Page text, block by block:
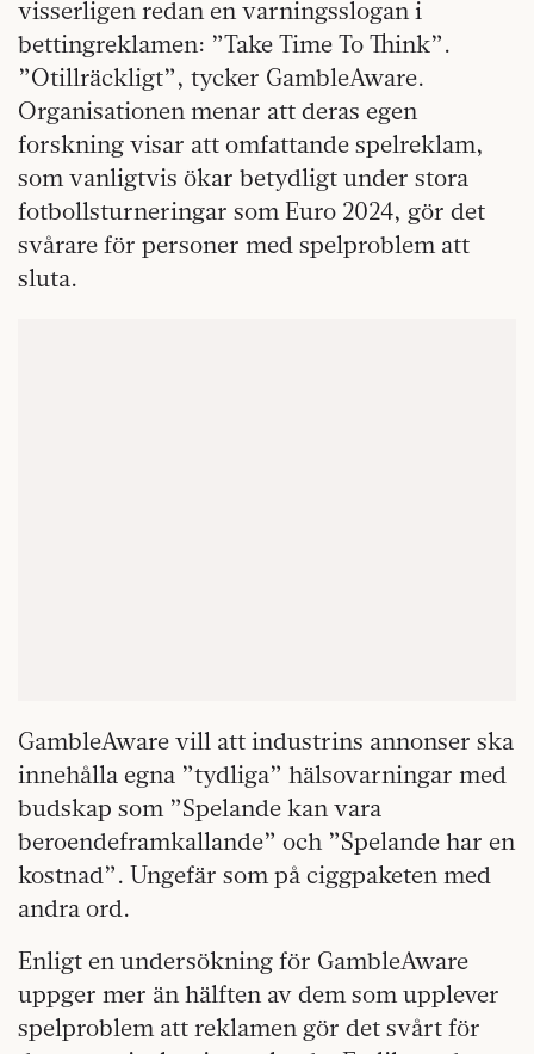
visserligen redan en varningsslogan i
bettingreklamen: ”Take Time To Think”.
”Otillräckligt”, tycker GambleAware.
Organisationen menar att deras egen
forskning visar att omfattande spelreklam,
som vanligtvis ökar betydligt under stora
fotbollsturneringar som Euro 2024, gör det
svårare för personer med spelproblem att
sluta.
GambleAware vill att industrins annonser ska
innehålla egna ”tydliga” hälsovarningar med
budskap som ”Spelande kan vara
beroendeframkallande” och ”Spelande har en
kostnad”. Ungefär som på ciggpaketen med
andra ord.
Enligt en undersökning för GambleAware
uppger mer än hälften av dem som upplever
spelproblem att reklamen gör det svårt för